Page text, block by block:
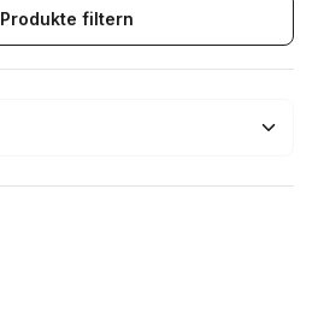
Produkte filtern